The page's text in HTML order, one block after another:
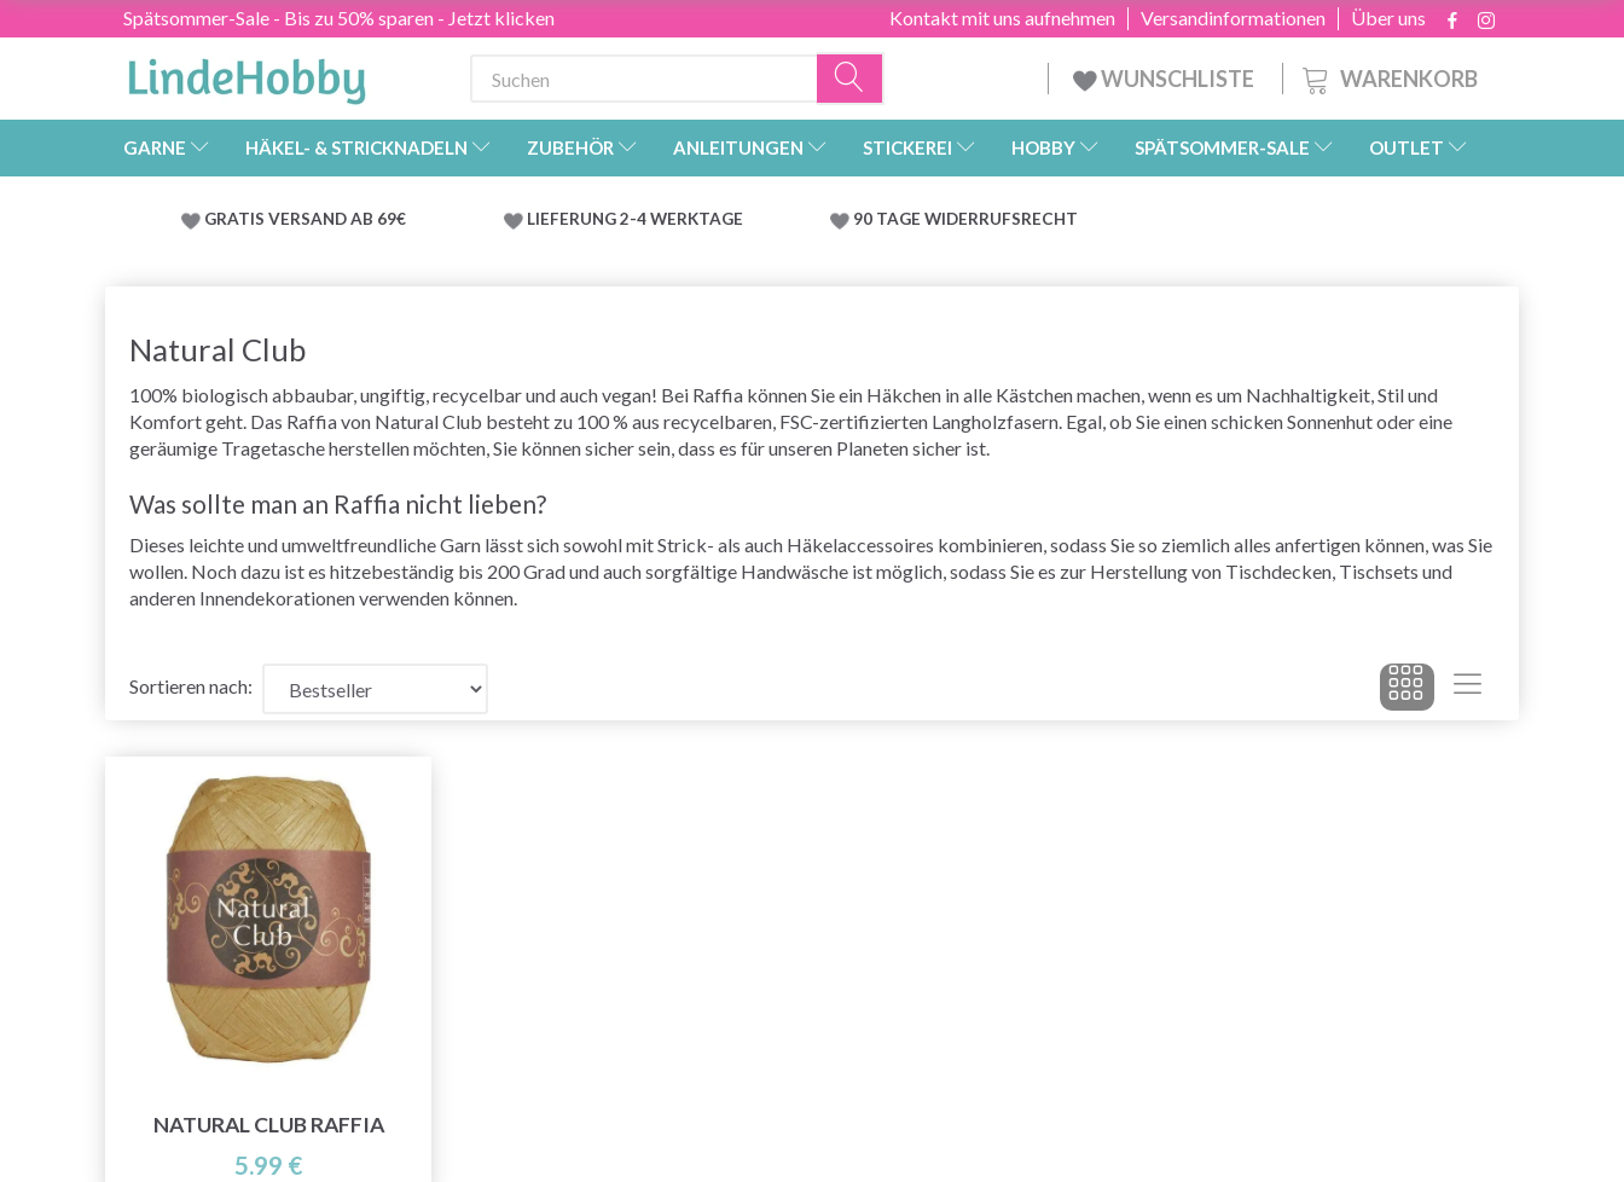
Spätsommer-Sale - Bis zu 50% sparen - Jetzt klicken Über uns
Versandinformationen
Kontakt mit uns aufnehmen
WARENKORB
WUNSCHLISTE
GARNE HÄKEL- & STRICKNADELN ZUBEHÖR ANLEITUNGEN STICKEREI HOBBY SPÄTSOMMER-SALE OUTLET
GRATIS VERSAND AB 69€ LIEFERUNG 2-4 WERKTAGE 90 TAGE WIDERRUFSRECHT
Natural Club
100% biologisch abbaubar, ungiftig, recycelbar und auch vegan! Bei Raffia können Sie ein Häkchen in alle Kästchen machen, wenn es um Nachhaltigkeit, Stil und
Komfort geht. Das Raffia von Natural Club besteht zu 100 % aus recycelbaren, FSC-zertifizierten Langholzfasern. Egal, ob Sie einen schicken Sonnenhut oder eine
geräumige Tragetasche herstellen möchten, Sie können sicher sein, dass es für unseren Planeten sicher ist.
Was sollte man an Raffia nicht lieben?
Dieses leichte und umweltfreundliche Garn lässt sich sowohl mit Strick- als auch Häkelaccessoires kombinieren, sodass Sie so ziemlich alles anfertigen können, was Sie
wollen. Noch dazu ist es hitzebeständig bis 200 Grad und auch sorgfältige Handwäsche ist möglich, sodass Sie es zur Herstellung von Tischdecken, Tischsets und
anderen Innendekorationen verwenden können.
Sortieren nach:
NATURAL CLUB RAFFIA
5.99 €